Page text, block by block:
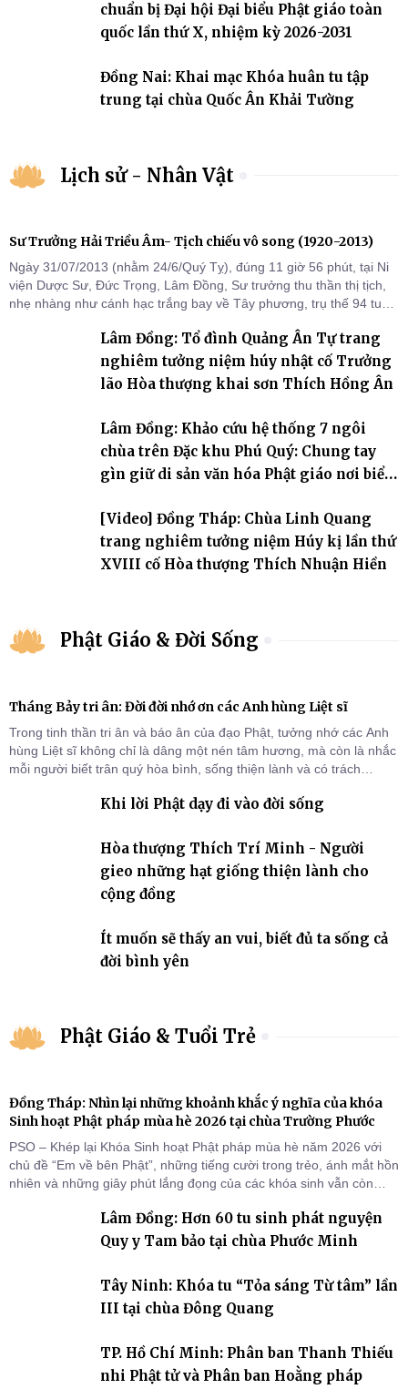
chuẩn bị Đại hội Đại biểu Phật giáo toàn
quốc lần thứ X, nhiệm kỳ 2026-2031
Đồng Nai: Khai mạc Khóa huân tu tập
trung tại chùa Quốc Ân Khải Tường
Lịch sử - Nhân Vật
Sư Trưởng Hải Triều Âm- Tịch chiếu vô song (1920-2013)
Ngày 31/07/2013 (nhằm 24/6/Quý Tỵ), đúng 11 giờ 56 phút, tại Ni
viện Dược Sư, Đức Trọng, Lâm Đồng, Sư trưởng thu thần thị tịch,
nhẹ nhàng như cánh hạc trắng bay về Tây phương, trụ thế 94 tuổi
Lâm Đồng: Tổ đình Quảng Ân Tự trang
nghiêm tưởng niệm húy nhật cố Trưởng
lão Hòa thượng khai sơn Thích Hồng Ân
Lâm Đồng: Khảo cứu hệ thống 7 ngôi
chùa trên Đặc khu Phú Quý: Chung tay
gìn giữ di sản văn hóa Phật giáo nơi biển
[Video] Đồng Tháp: Chùa Linh Quang
trang nghiêm tưởng niệm Húy kị lần thứ
XVIII cố Hòa thượng Thích Nhuận Hiền
Phật Giáo & Đời Sống
Tháng Bảy tri ân: Đời đời nhớ ơn các Anh hùng Liệt sĩ
Trong tinh thần tri ân và báo ân của đạo Phật, tưởng nhớ các Anh
hùng Liệt sĩ không chỉ là dâng một nén tâm hương, mà còn là nhắc
mỗi người biết trân quý hòa bình, sống thiện lành và có trách
Khi lời Phật dạy đi vào đời sống
Hòa thượng Thích Trí Minh - Người
gieo những hạt giống thiện lành cho
cộng đồng
Ít muốn sẽ thấy an vui, biết đủ ta sống cả
đời bình yên
Phật Giáo & Tuổi Trẻ
Đồng Tháp: Nhìn lại những khoảnh khắc ý nghĩa của khóa
Sinh hoạt Phật pháp mùa hè 2026 tại chùa Trường Phước
PSO – Khép lại Khóa Sinh hoạt Phật pháp mùa hè năm 2026 với
chủ đề “Em về bên Phật”, những tiếng cười trong trẻo, ánh mắt hồn
nhiên và những giây phút lắng đọng của các khóa sinh vẫn còn
Tháp). Những tuần tu học ngắn ngủi nhưng đã trở thành hành
trang quý báu, gieo những hạt giống thiện l
Lâm Đồng: Hơn 60 tu sinh phát nguyện
Quy y Tam bảo tại chùa Phước Minh
Tây Ninh: Khóa tu “Tỏa sáng Từ tâm” lần
III tại chùa Đông Quang
TP. Hồ Chí Minh: Phân ban Thanh Thiếu
nhi Phật tử và Phân ban Hoằng pháp